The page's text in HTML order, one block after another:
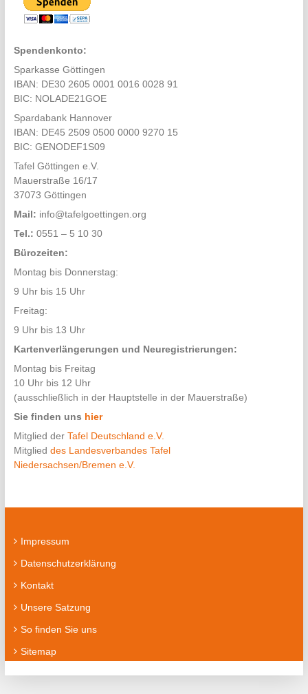
Spendenkonto:
Sparkasse Göttingen
IBAN: DE30 2605 0001 0016 0028 91
BIC: NOLADE21GOE
Spardabank Hannover
IBAN: DE45 2509 0500 0000 9270 15
BIC: GENODEF1S09
Tafel Göttingen e.V.
Mauerstraße 16/17
37073 Göttingen
Mail: info@tafelgoettingen.org
Tel.: 0551 – 5 10 30
Bürozeiten:
Montag bis Donnerstag:
9 Uhr bis 15 Uhr
Freitag:
9 Uhr bis 13 Uhr
Kartenverlängerungen und Neuregistrierungen:
Montag bis Freitag
10 Uhr bis 12 Uhr
(ausschließlich in der Hauptstelle in der Mauerstraße)
Sie finden uns hier
Mitglied der Tafel Deutschland e.V.
Mitglied des Landesverbandes Tafel
Niedersachsen/Bremen e.V.
Impressum
Datenschutzerklärung
Kontakt
Unsere Satzung
So finden Sie uns
Sitemap